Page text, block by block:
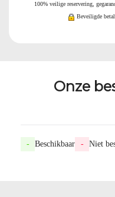
100% veilige reservering,
Beveiligde
Onze
- Beschikbaar - Niet